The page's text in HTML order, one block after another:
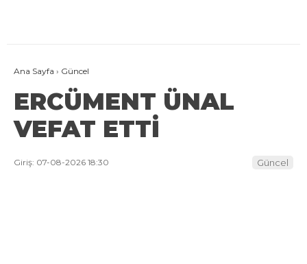
Ana Sayfa › Güncel
ERCÜMENT ÜNAL
VEFAT ETTİ
Giriş: 07-08-2026 18:30 Güncel